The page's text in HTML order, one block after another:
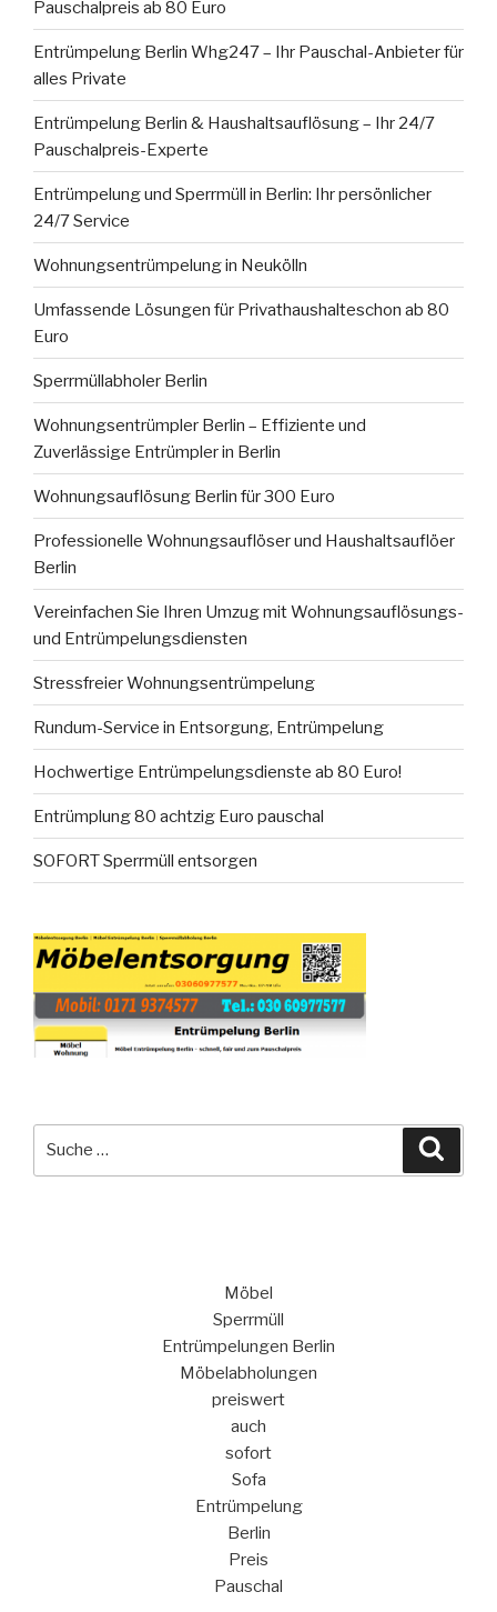
Pauschalpreis ab 80 Euro
Entrümpelung Berlin Whg247 – Ihr Pauschal-Anbieter für
alles Private
Entrümpelung Berlin & Haushaltsauflösung – Ihr 24/7
Pauschalpreis-Experte
Entrümpelung und Sperrmüll in Berlin: Ihr persönlicher
24/7 Service
Wohnungsentrümpelung in Neukölln
Umfassende Lösungen für Privathaushalteschon ab 80
Euro
Sperrmüllabholer Berlin
Wohnungsentrümpler Berlin – Effiziente und
Zuverlässige Entrümpler in Berlin
Wohnungsauflösung Berlin für 300 Euro
Professionelle Wohnungsauflöser und Haushaltsauflöer
Berlin
Vereinfachen Sie Ihren Umzug mit Wohnungsauflösungs-
und Entrümpelungsdiensten
Stressfreier Wohnungsentrümpelung
Rundum-Service in Entsorgung, Entrümpelung
Hochwertige Entrümpelungsdienste ab 80 Euro!
Entrümplung 80 achtzig Euro pauschal
SOFORT Sperrmüll entsorgen
Möbel
Sperrmüll
Entrümpelungen Berlin
Möbelabholungen
preiswert
auch
sofort
Sofa
Entrümpelung
Berlin
Preis
Pauschal